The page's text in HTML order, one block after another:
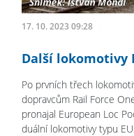
17. 10. 2023 09:28
Další lokomotivy
Po prvních třech
dopravcům Rail Force
pronajal European Loc
duální lokomotivy typu